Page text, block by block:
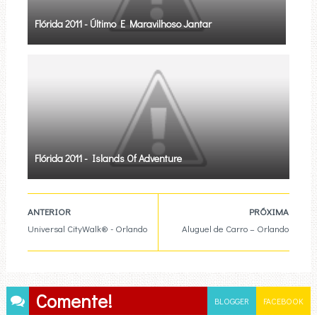
Flórida 2011 - Último E Maravilhoso Jantar
Flórida 2011 - Islands Of Adventure
PRÓXIMA
Aluguel de Carro – Orlando
ANTERIOR
Universal CityWalk® - Orlando
Comente! BLOGGER FACEBOOK